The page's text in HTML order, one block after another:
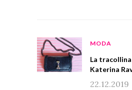
MODA
La
Katerina
22.12.2019